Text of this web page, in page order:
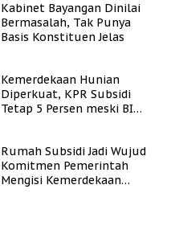
Kabinet Bayangan Dinilai
Bermasalah, Tak Punya
Basis Konstituen Jelas
Kemerdekaan Hunian
Diperkuat, KPR Subsidi
Tetap 5 Persen meski BI
Rumah Subsidi Jadi Wujud
Komitmen Pemerintah
Mengisi Kemerdekaan